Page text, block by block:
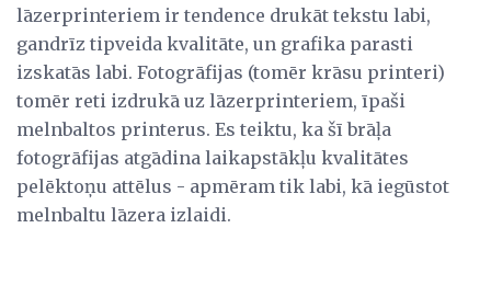
lāzerprinteriem ir tendence drukāt tekstu labi,
gandrīz tipveida kvalitāte, un grafika parasti
izskatās labi. Fotogrāfijas (tomēr krāsu printeri)
tomēr reti izdrukā uz lāzerprinteriem, īpaši
melnbaltos printerus. Es teiktu, ka šī brāļa
fotogrāfijas atgādina laikapstākļu kvalitātes
pelēktoņu attēlus - apmēram tik labi, kā iegūstot
melnbaltu lāzera izlaidi.